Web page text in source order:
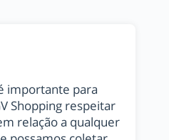
importante para
Shopping respeitar
relação a qualquer